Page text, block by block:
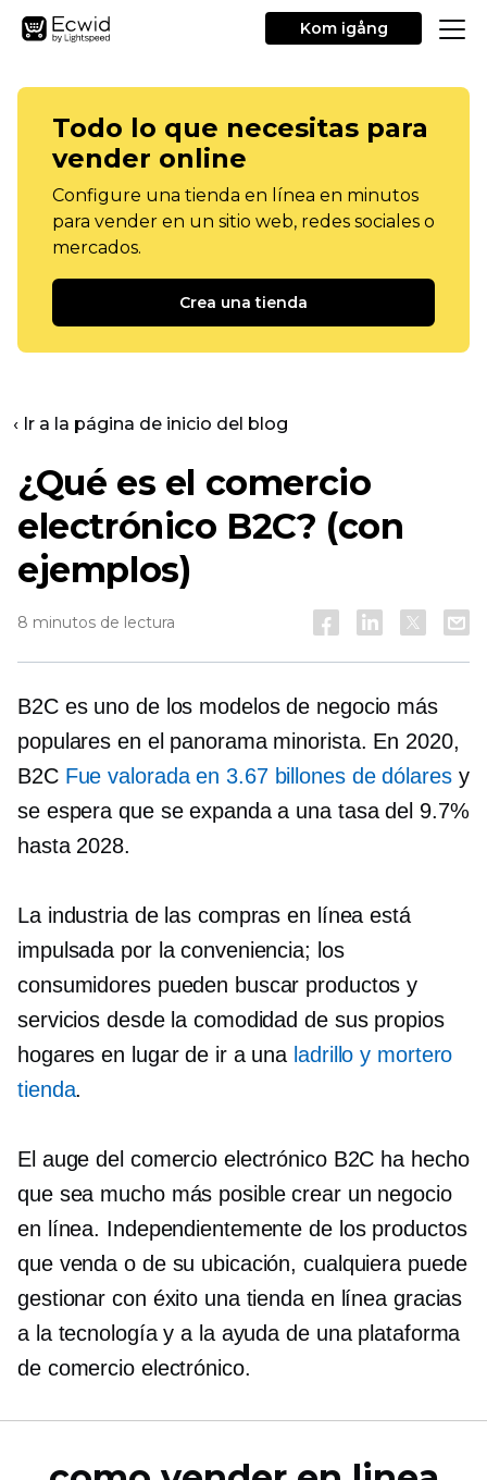
Kom igång
Todo lo que necesitas para
vender online
Configure una tienda en línea en minutos
para vender en un sitio web, redes sociales o
mercados.
Crea una tienda
‹ Ir a la página de inicio del blog
¿Qué es el comercio
electrónico B2C? (con
ejemplos)
8 minutos de lectura
B2C es uno de los modelos de negocio más
populares en el panorama minorista. En 2020,
B2C Fue valorada en 3.67 billones de dólaresy
se espera que se expanda a una tasa del 9.7%
hasta 2028.
La industria de las compras en línea está
impulsada por la conveniencia; los
consumidores pueden buscar productos y
servicios desde la comodidad de sus propios
hogares en lugar de ir a una ladrillo y mortero
tienda.
El auge del comercio electrónico B2C ha hecho
que sea mucho más posible crear un negocio
en línea. Independientemente de los productos
que venda o de su ubicación, cualquiera puede
gestionar con éxito una tienda en línea gracias
a la tecnología y a la ayuda de una plataforma
de comercio electrónico.